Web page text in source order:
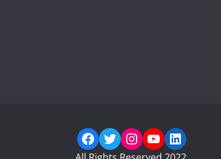
Facebook
Twitter
Instagram
YouTube
LinkedIn